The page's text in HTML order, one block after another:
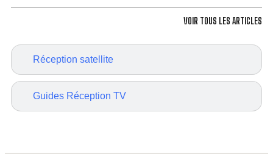
Réception satellite
Guides Réception TV
VOIR TOUS LES ARTICLES